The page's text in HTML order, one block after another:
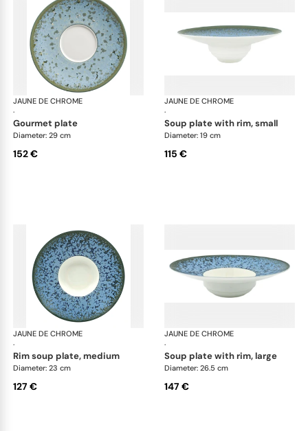
JAUNE DE CHROME
·
Nymphéa
gourmet plate
Diameter: 29 cm
152 €
JAUNE DE CHROME
·
soup plate with rim, small
Diameter: 19 cm
115 €
JAUNE DE CHROME
·
Nymphéa
rim soup plate, medium
Diameter: 23 cm
127 €
JAUNE DE CHROME
·
soup plate with rim, large
Diameter: 26.5 cm
147 €